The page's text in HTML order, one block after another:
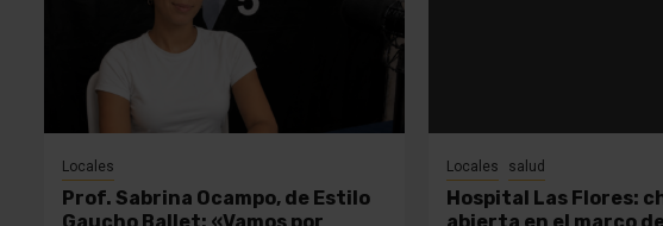
Locales
Prof. Sabrina Ocampo, de Estilo
Gaucho Ballet: «Vamos por
Locales salud
Hospital Las Flores:
abierta en el marco